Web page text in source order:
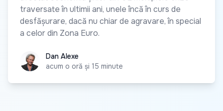
traversate în ultimii ani, unele încă în curs de
desfășurare, dacă nu chiar de agravare, în special
a celor din Zona Euro.
Dan AlexeDan Alexe
acum o oră și 15 minute